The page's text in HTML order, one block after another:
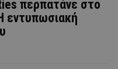
περπατάνε στο
εντυπωσιακή